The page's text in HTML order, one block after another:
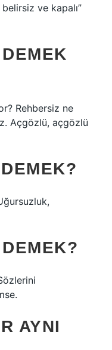
ve kapalı”
Rehbersiz ne
Açgözlü, açgözlü
AYNI